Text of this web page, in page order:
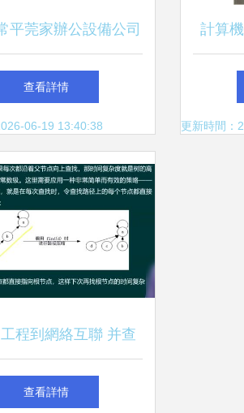
平莞家辦公設備公司
網會員網站介紹及計
網絡工程服務
查看詳情
06-19 13:40:38
計算
更新時間：
程到網絡互聯 并查
計算機網絡工程中的
查看詳情